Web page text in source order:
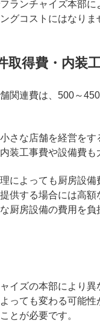
ランチャイズ本部
グコストにはなりま
取得費・内装
関連費は、500～
さな店舗を経営を
装工事費や設備費も
によっても厨房設
供する場合には高
厨房設備の費用を負
イズの本部により
っても変わる可能
とが必要です。